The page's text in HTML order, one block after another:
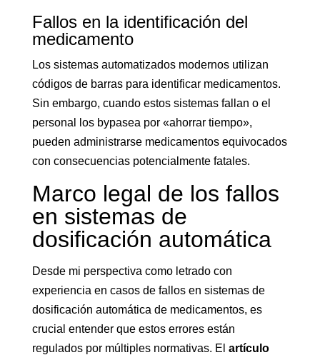
Fallos en la identificación del
medicamento
Los sistemas automatizados modernos utilizan
códigos de barras para identificar medicamentos.
Sin embargo, cuando estos sistemas fallan o el
personal los bypasea por «ahorrar tiempo»,
pueden administrarse medicamentos equivocados
con consecuencias potencialmente fatales.
Marco legal de los fallos
en sistemas de
dosificación automática
Desde mi perspectiva como letrado con
experiencia en casos de fallos en sistemas de
dosificación automática de medicamentos, es
crucial entender que estos errores están
regulados por múltiples normativas. El artículo